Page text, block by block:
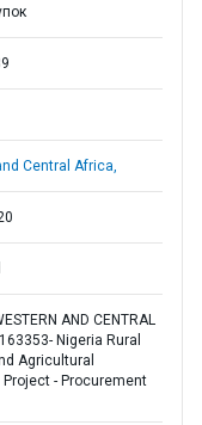
Central Africa,
AND CENTRAL
Nigeria Rural
Agricultural
Project - Procurement